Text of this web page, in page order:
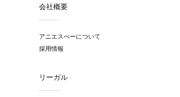
会社概要
アニエスべーについて
採用情報
リーガル